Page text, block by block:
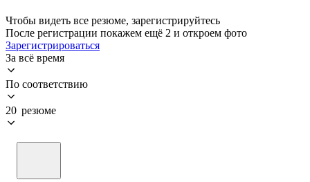
Чтобы видеть все резюме, зарегистрируйтесь
После регистрации покажем ещё 2 и откроем фото
Зарегистрироваться
За всё время
По соответствию
20 резюме